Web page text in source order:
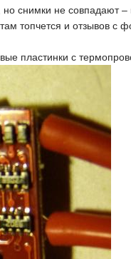
снимки не совпадают
топчется и отзывов
пластинки с